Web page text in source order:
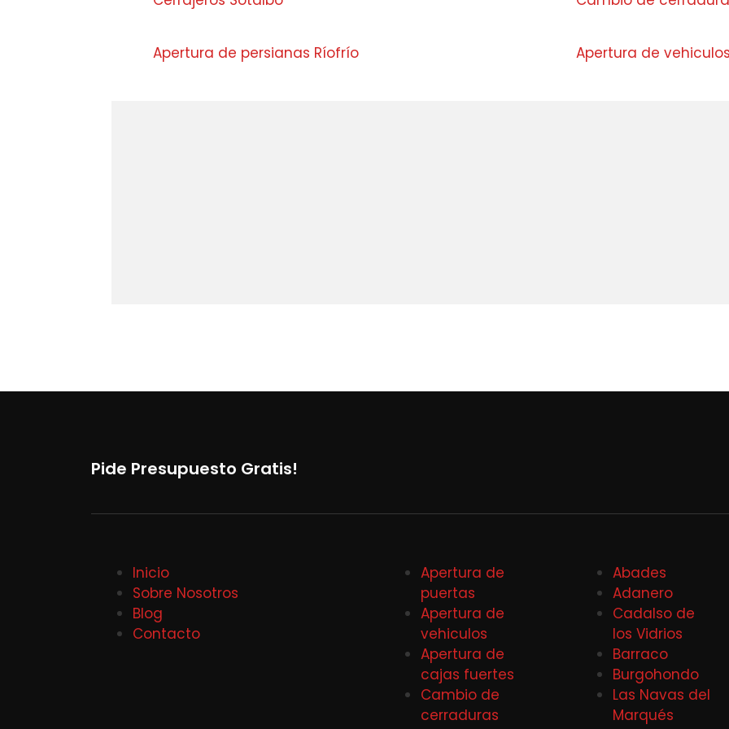
Apertura de persianas Ríofrío Apertura de
Pide Presupuesto Gratis!
Inicio
Sobre Nosotros
Blog
Contacto
Apertura de
puertas
Apertura de
vehiculos
Apertura de
cajas fuertes
Cambio de
cerraduras
Abades
Adanero
Cadalso de
los Vidrios
Barraco
Burgohondo
Las Navas del
Marqués